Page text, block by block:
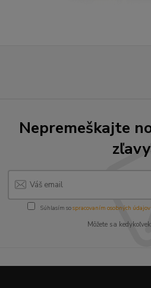
Nepremeškajte
Súhlasím sospracovaním osobných údajov
Môžete sa